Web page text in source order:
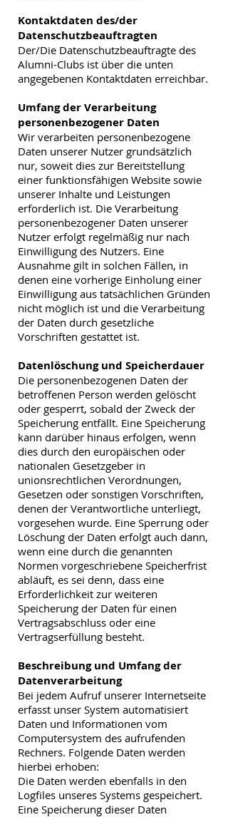
Kontaktdaten des/der
Datenschutzbeauftragten
Der/Die Datenschutzbeauftragte des
Alumni-Clubs ist über die unten
angegebenen Kontaktdaten erreichbar.
Umfang der Verarbeitung
personenbezogener Daten
Wir verarbeiten personenbezogene
Daten unserer Nutzer grundsätzlich
nur, soweit dies zur Bereitstellung
einer funktionsfähigen Website sowie
unserer Inhalte und Leistungen
erforderlich ist. Die Verarbeitung
personenbezogener Daten unserer
Nutzer erfolgt regelmäßig nur nach
Einwilligung des Nutzers. Eine
Ausnahme gilt in solchen Fällen, in
denen eine vorherige Einholung einer
Einwilligung aus tatsächlichen Gründen
nicht möglich ist und die Verarbeitung
der Daten durch gesetzliche
Vorschriften gestattet ist.
Datenlöschung und Speicherdauer
Die personenbezogenen Daten der
betroffenen Person werden gelöscht
oder gesperrt, sobald der Zweck der
Speicherung entfällt. Eine Speicherung
kann darüber hinaus erfolgen, wenn
dies durch den europäischen oder
nationalen Gesetzgeber in
unionsrechtlichen Verordnungen,
Gesetzen oder sonstigen Vorschriften,
denen der Verantwortliche unterliegt,
vorgesehen wurde. Eine Sperrung oder
Löschung der Daten erfolgt auch dann,
wenn eine durch die genannten
Normen vorgeschriebene Speicherfrist
abläuft, es sei denn, dass eine
Erforderlichkeit zur weiteren
Speicherung der Daten für einen
Vertragsabschluss oder eine
Vertragserfüllung besteht.
Beschreibung und Umfang der
Datenverarbeitung
Bei jedem Aufruf unserer Internetseite
erfasst unser System automatisiert
Daten und Informationen vom
Computersystem des aufrufenden
Rechners. Folgende Daten werden
hierbei erhoben:
Die Daten werden ebenfalls in den
Logfiles unseres Systems gespeichert.
Eine Speicherung dieser Daten